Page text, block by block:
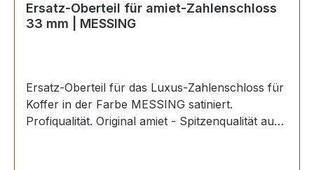
Ersatz-Oberteil für amiet-Zahlenschloss
33 mm | MESSING
Ersatz-Oberteil für das Luxus-Zahlenschloss für
Koffer in der Farbe MESSING satiniert.
Profiqualität. Original amiet - Spitzenqualität aus